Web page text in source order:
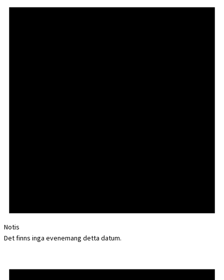
Notis
Det finns inga evenemang detta datum.